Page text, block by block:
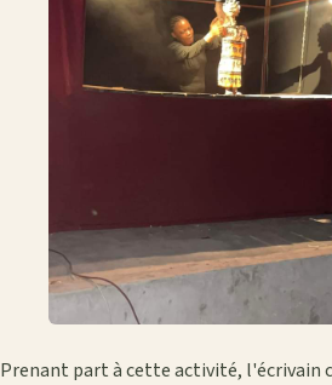
Prenant part à cette activité, l'écrivain